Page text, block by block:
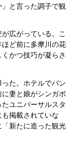
と言った調子で観
広がっている。こ
ど前に多摩川の花
かつ技巧が凝らさ
た。ホテルでバン
妻と娘がシンガポ
ユニバーサルスタ
掲載されていな
新たに造った観光